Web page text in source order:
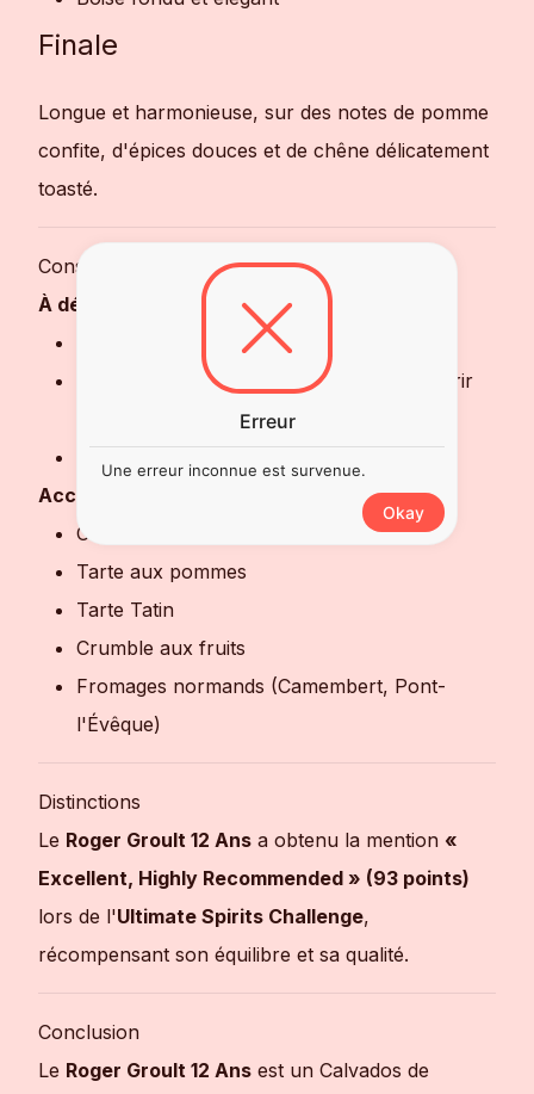
Finale
Longue et harmonieuse, sur des notes de pomme
confite, d'épices douces et de chêne délicatement
toasté.
Conseils de Dégustation
À déguster :
🥃 Pur à température ambiante
💧 Avec quelques gouttes d'eau pour ouvrir
Accords gourmands :
Chocolat noir 🍫
Tarte aux pommes
Tarte Tatin
Crumble aux fruits
Fromages normands (Camembert, Pont-
l'Évêque)
Distinctions
Le Roger Groult 12 Ans a obtenu la mention «
Excellent, Highly Recommended » (93 points)
lors de l'Ultimate Spirits Challenge,
récompensant son équilibre et sa qualité.
Conclusion
Le Roger Groult 12 Ans est un Calvados de
Erreur
Une erreur inconnue est survenue.
Okay